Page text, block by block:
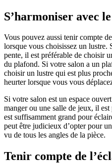
S’harmoniser avec
Vous pouvez aussi tenir compte
lorsque vous choisissez un lustre.
pente, il est préférable de choisir
du plafond. Si votre salon a un
choisir un lustre qui est plus
heurter lorsque vous vous
Si votre salon est un espace
manger ou une salle de jeux, il
est suffisamment grand pour
peut être judicieux d’opter pour
vu de tous les angles de la pièce.
Tenir compte de